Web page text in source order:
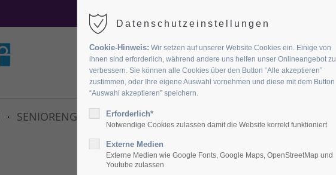
SENIORENGRUPPEN JOBS
Datenschutzeinstellungen
Cookie-Hinweis: Wir setzen auf unserer Website Cookies ein. Einige von
ihnen sind erforderlich, während andere uns helfen unser Onlineangebot zu
verbessern. Sie können alle Cookies über den Button “Alle akzeptieren”
zustimmen, oder Ihre eigene Auswahl vornehmen und diese mit dem Button
“Auswahl akzeptieren” speichern.
Erforderlich*
Notwendige Cookies zulassen damit die Website korrekt funktioniert
Externe Medien
Externe Medien wie Google Fonts, Google Maps, OpenStreetMap und
Youtube zulassen